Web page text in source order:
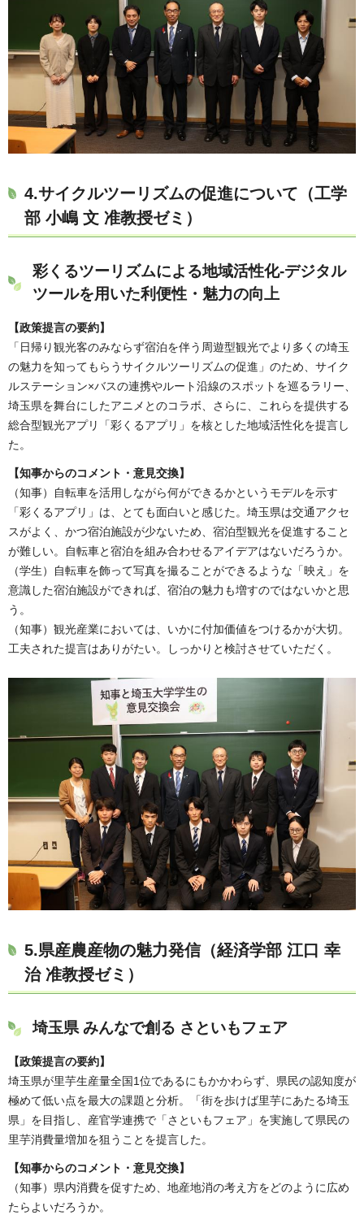
4.サイクルツーリズムの促進について（工学
部 小嶋 文 准教授ゼミ）
彩くるツーリズムによる地域活性化-デジタル
ツールを用いた利便性・魅力の向上
【政策提言の要約】
「日帰り観光客のみならず宿泊を伴う周遊型観光でより多くの埼玉
の魅力を知ってもらうサイクルツーリズムの促進」のため、サイク
ルステーション×バスの連携やルート沿線のスポットを巡るラリー、
埼玉県を舞台にしたアニメとのコラボ、さらに、これらを提供する
総合型観光アプリ「彩くるアプリ」を核とした地域活性化を提言し
た。
【知事からのコメント・意見交換】
（知事）自転車を活用しながら何ができるかというモデルを示す
「彩くるアプリ」は、とても面白いと感じた。埼玉県は交通アクセ
スがよく、かつ宿泊施設が少ないため、宿泊型観光を促進すること
が難しい。自転車と宿泊を組み合わせるアイデアはないだろうか。
（学生）自転車を飾って写真を撮ることができるような「映え」を
意識した宿泊施設ができれば、宿泊の魅力も増すのではないかと思
う。
（知事）観光産業においては、いかに付加価値をつけるかが大切。
工夫された提言はありがたい。しっかりと検討させていただく。
5.県産農産物の魅力発信（経済学部 江口 幸
治 准教授ゼミ）
埼玉県 みんなで創る さといもフェア
【政策提言の要約】
埼玉県が里芋生産量全国1位であるにもかかわらず、県民の認知度が
極めて低い点を最大の課題と分析。「街を歩けば里芋にあたる埼玉
県」を目指し、産官学連携で「さといもフェア」を実施して県民の
里芋消費量増加を狙うことを提言した。
【知事からのコメント・意見交換】
（知事）県内消費を促すため、地産地消の考え方をどのように広め
たらよいだろうか。